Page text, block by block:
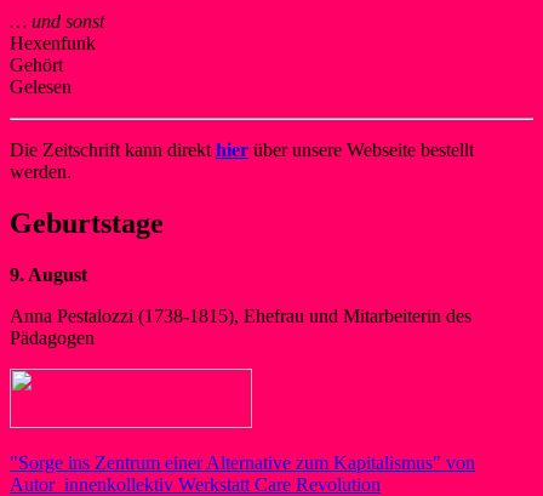
… und sonst
Hexenfunk
Gehört
Gelesen
Die Zeitschrift kann direkt hier über unsere Webseite bestellt
werden.
Geburtstage
9. August
Anna Pestalozzi (1738-1815), Ehefrau und Mitarbeiterin des
Pädagogen
"Sorge ins Zentrum einer Alternative zum Kapitalismus" von
Autor_innenkollektiv Werkstatt Care Revolution